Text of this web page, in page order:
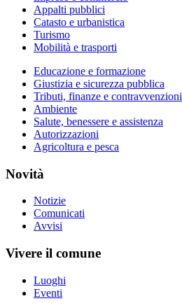
Appalti pubblici
Catasto e urbanistica
Turismo
Mobilità e trasporti
Educazione e formazione
Giustizia e sicurezza pubblica
Tributi, finanze e contravvenzioni
Ambiente
Salute, benessere e assistenza
Autorizzazioni
Agricoltura e pesca
Novità
Notizie
Comunicati
Avvisi
Vivere il comune
Luoghi
Eventi